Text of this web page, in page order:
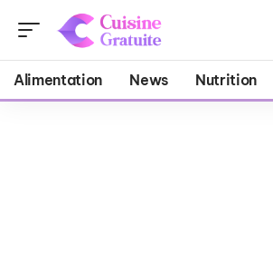
Alimentation News Nutrition